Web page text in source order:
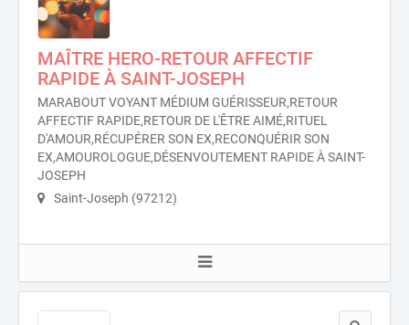
MAÎTRE HERO-RETOUR AFFECTIF
RAPIDE À SAINT-JOSEPH
MARABOUT VOYANT MÉDIUM GUÉRISSEUR,RETOUR
AFFECTIF RAPIDE,RETOUR DE L'ÊTRE AIMÉ,RITUEL
D'AMOUR,RÉCUPÉRER SON EX,RECONQUÉRIR SON
EX,AMOUROLOGUE,DÉSENVOUTEMENT RAPIDE À SAINT-
JOSEPH
Saint-Joseph (97212)